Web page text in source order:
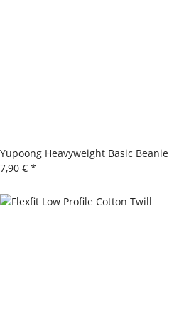
Yupoong Heavyweight Basic Beanie
7,90 € *